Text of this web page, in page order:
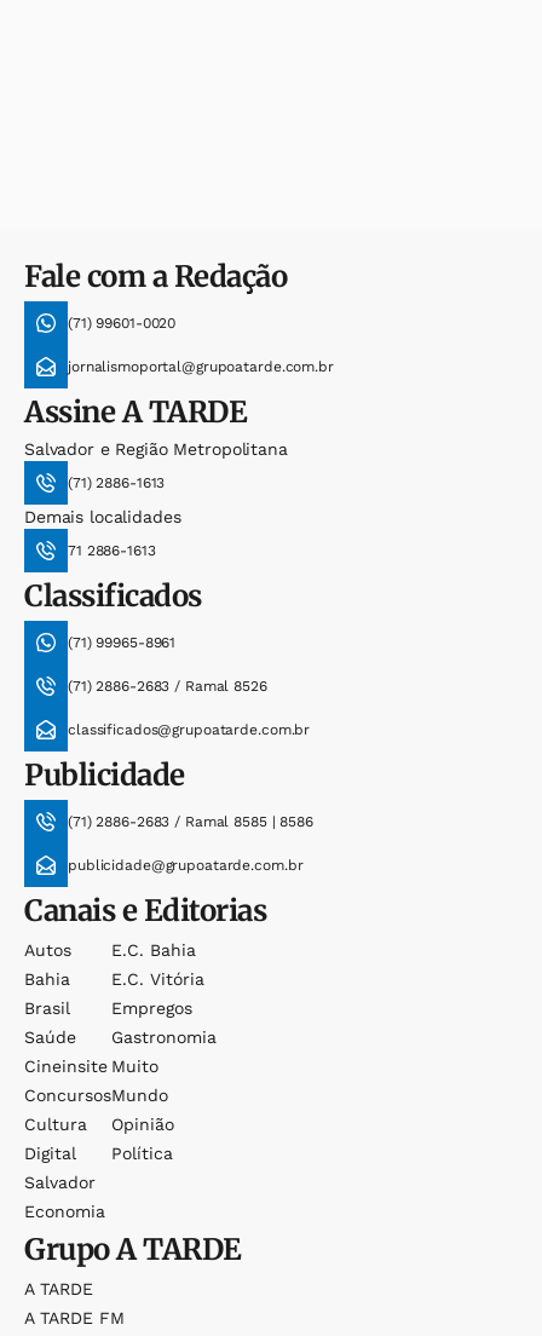
Fale com a Redação
(71) 99601-0020
jornalismoportal@grupoatarde.com.br
AssineA TARDE
Salvador e Região Metropolitana
(71) 2886-1613
Demais localidades
71 2886-1613
Classificados
(71) 99965-8961
(71) 2886-2683 / Ramal 8526
classificados@grupoatarde.com.br
Publicidade
(71) 2886-2683 / Ramal 8585 | 8586
publicidade@grupoatarde.com.br
Canais e Editorias
Autos
Bahia
Brasil
Saúde
Cineinsite
Concursos
Cultura
Digital
Salvador
Economia
E.c. Bahia
E.c. Vitória
Empregos
Gastronomia
Muito
Mundo
Opinião
Política
GrupoA TARDE
A TARDE
A TARDE FM